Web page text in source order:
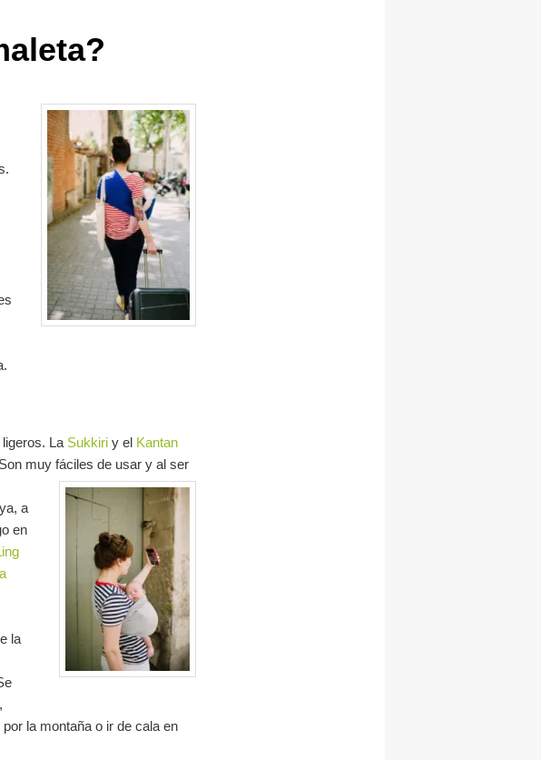
La Sukkiriy elKantan
muy fáciles de usar y al ser
a
en
la
la montaña o ir de cala en